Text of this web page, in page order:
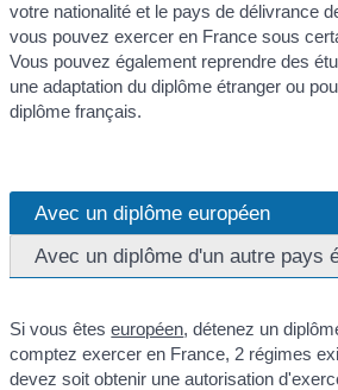
votre nationalité et le pays de délivrance
vous pouvez exercer en France sous
Vous pouvez également reprendre des
une adaptation du diplôme étranger ou
diplôme français.
Avec un diplôme européen
Avec un diplôme d'un autre pays
Si vous êteseuropéen, détenez un
comptez exercer en France, 2 régimes
devez soit obtenir une autorisation